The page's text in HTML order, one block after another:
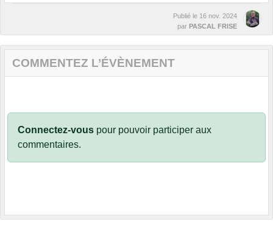
Publié le 16 nov. 2024
par PASCAL FRISE
COMMENTEZ L’ÉVÈNEMENT
Connectez-vous pour pouvoir participer aux
commentaires.